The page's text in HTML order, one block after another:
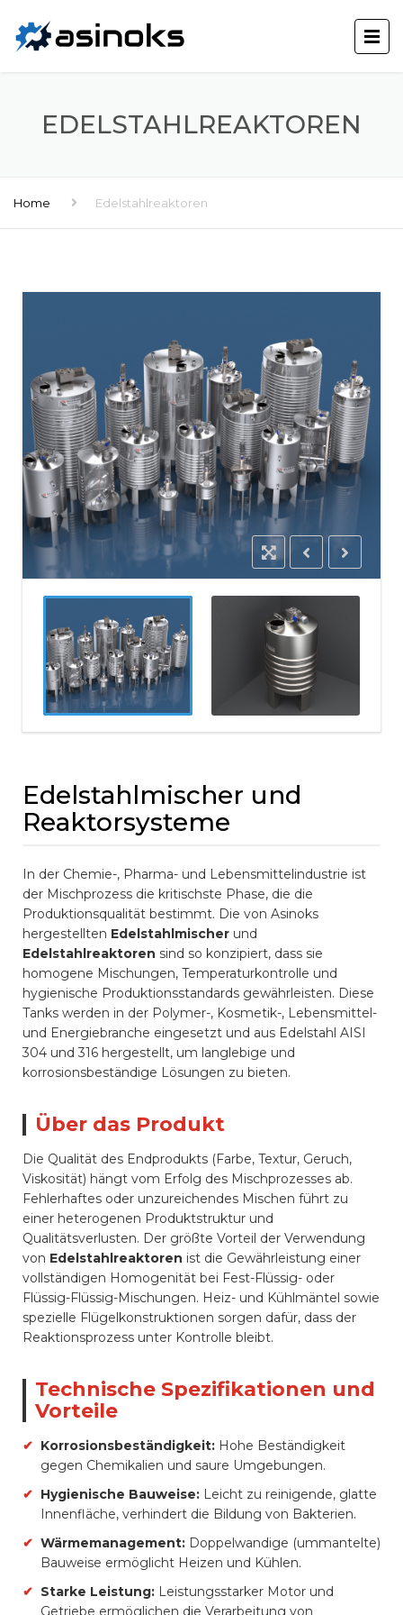
EDELSTAHLREAKTOREN
Home Edelstahlreaktoren
Edelstahlmischer und
Reaktorsysteme
In der Chemie-, Pharma- und Lebensmittelindustrie ist
der Mischprozess die kritischste Phase, die die
Produktionsqualität bestimmt. Die von Asinoks
hergestellten Edelstahlmischer und
Edelstahlreaktoren sind so konzipiert, dass sie
homogene Mischungen, Temperaturkontrolle und
hygienische Produktionsstandards gewährleisten. Diese
Tanks werden in der Polymer-, Kosmetik-, Lebensmittel-
und Energiebranche eingesetzt und aus Edelstahl AISI
304 und 316 hergestellt, um langlebige und
korrosionsbeständige Lösungen zu bieten.
Über das Produkt
Die Qualität des Endprodukts (Farbe, Textur, Geruch,
Viskosität) hängt vom Erfolg des Mischprozesses ab.
Fehlerhaftes oder unzureichendes Mischen führt zu
einer heterogenen Produktstruktur und
Qualitätsverlusten. Der größte Vorteil der Verwendung
von Edelstahlreaktoren ist die Gewährleistung einer
vollständigen Homogenität bei Fest-Flüssig- oder
Flüssig-Flüssig-Mischungen. Heiz- und Kühlmäntel sowie
spezielle Flügelkonstruktionen sorgen dafür, dass der
Reaktionsprozess unter Kontrolle bleibt.
Technische Spezifikationen und
Vorteile
✔ Korrosionsbeständigkeit: Hohe Beständigkeit
gegen Chemikalien und saure Umgebungen.
✔ Hygienische Bauweise: Leicht zu reinigende, glatte
Innenfläche, verhindert die Bildung von Bakterien.
✔ Wärmemanagement: Doppelwandige (ummantelte)
Bauweise ermöglicht Heizen und Kühlen.
✔ Starke Leistung: Leistungsstarker Motor und
Getriebe ermöglichen die Verarbeitung von